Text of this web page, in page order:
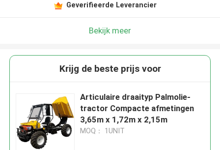
Geverifieerde Leverancier
Bekijk meer
Krijg de beste prijs voor
Articulaire draaityp Palmolie-
tractor Compacte afmetingen
3,65m x 1,72m x 2,15m
MOQ： 1UNIT